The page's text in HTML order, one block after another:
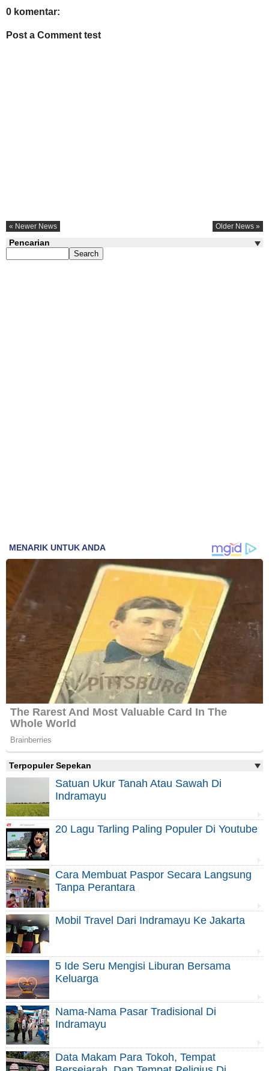
0 komentar:
Post a Comment test
« Newer News Older News »
Pencarian
Terpopuler Sepekan
Satuan Ukur Tanah Atau Sawah Di
Indramayu
20 Lagu Tarling Paling Populer Di Youtube
Cara Membuat Paspor Secara Langsung
Tanpa Perantara
Mobil Travel Dari Indramayu Ke Jakarta
5 Ide Seru Mengisi Liburan Bersama
Keluarga
Nama-Nama Pasar Tradisional Di
Indramayu
Data Makam Para Tokoh, Tempat